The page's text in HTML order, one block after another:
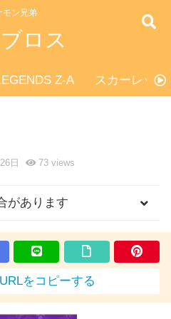
モン兄弟
ロス
Z-A スカーレッ
日 73views
があります
をコピーする